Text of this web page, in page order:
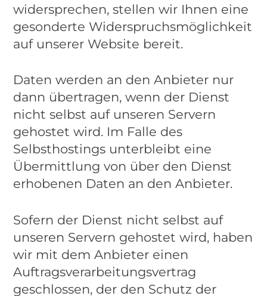
widersprechen, stellen wir Ihnen eine
gesonderte Widerspruchsmöglichkeit
auf unserer Website bereit.
Daten werden an den Anbieter nur
dann übertragen, wenn der Dienst
nicht selbst auf unseren Servern
gehostet wird. Im Falle des
Selbsthostings unterbleibt eine
Übermittlung von über den Dienst
erhobenen Daten an den Anbieter.
Sofern der Dienst nicht selbst auf
unseren Servern gehostet wird, haben
wir mit dem Anbieter einen
Auftragsverarbeitungsvertrag
geschlossen, der den Schutz der